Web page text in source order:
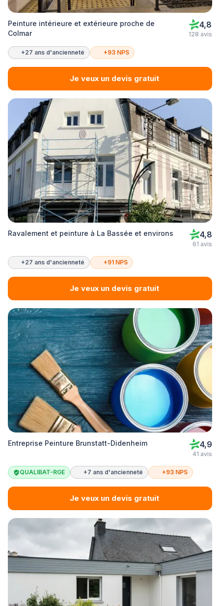
Peinture intérieure et extérieure proche de
Colmar
4,8
128 avis
+27 ans d'ancienneté +93 NPS
Je veux un devis gratuit
Ravalement et peinture à La Bassée et environs 4,8
61 avis
+27 ans d'ancienneté +91 NPS
Je veux un devis gratuit
Entreprise Peinture Brunstatt-Didenheim 4,9
41 avis
QUALIBAT-RGE +7 ans d'ancienneté +93 NPS
Je veux un devis gratuit